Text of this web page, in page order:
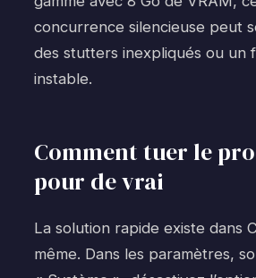
concurrence silencieuse peut
des stutters inexpliqués ou un
instable.
Comment tuer le
pour de vrai
La solution rapide existe dans
même. Dans les paramètres,